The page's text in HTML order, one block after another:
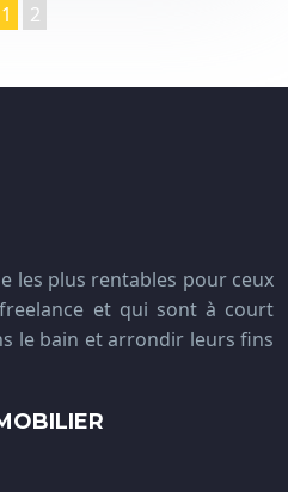
1 2
les plus rentables pour ceux
et qui sont à court
le bain et arrondir leurs fins